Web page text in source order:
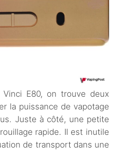
E80, on trouve deux
la puissance de vapotage
Juste à côté, une petite
rapide. Il est inutile
de transport dans une